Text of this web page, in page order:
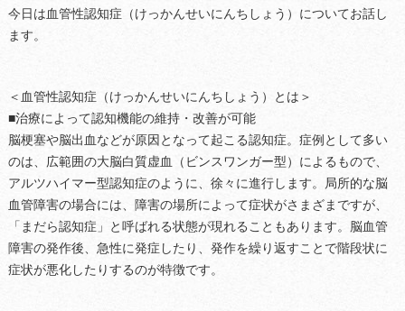
今日は血管性認知症（けっかんせいにんちしょう）についてお話し
ます。
＜血管性認知症（けっかんせいにんちしょう）とは＞
■治療によって認知機能の維持・改善が可能
脳梗塞や脳出血などが原因となって起こる認知症。症例として多い
のは、広範囲の大脳白質虚血（ビンスワンガー型）によるもので、
アルツハイマー型認知症のように、徐々に進行します。局所的な脳
血管障害の場合には、障害の場所によって症状がさまざまですが、
「まだら認知症」と呼ばれる状態が現れることもあります。脳血管
障害の発作後、急性に発症したり、発作を繰り返すことで階段状に
症状が悪化したりするのが特徴です。